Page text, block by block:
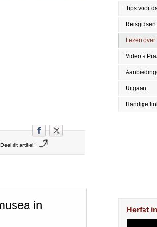
Deel dit artikel!
in
Tips voor
Reisgidsen
Lezen over
Video’s
Uitgaan
Handige
Herfst